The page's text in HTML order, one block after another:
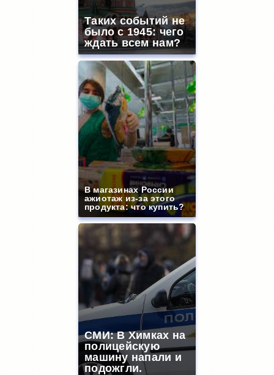
Таких событий не
было с 1945: чего
ждать всем нам?
В магазинах России
ажиотаж из-за этого
продукта: что купить?
СМИ: В Химках на
полицейскую
машину напали и
подожгли.